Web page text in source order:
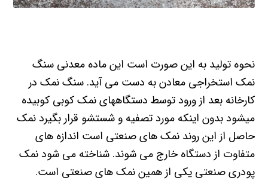
نحوه تولید به این صورت است این ماده معدنی سنگ
نمک استخراجی معادن به دست می آید. سنگ نمک در
کارخانه بعد از ورود توسط دستگاههای نمک کوبی کوبیده
میشود بدون اینکه مورد تصفیه و شستشو قرار بگیرد نمک
حاصل از این روند نمک های صنعتی است اندازه های
متفاوت از دستگاه خارج می شوند. شناخته می شود نمک
پودری صنعتی یکی از همین نمک های صنعتی است.